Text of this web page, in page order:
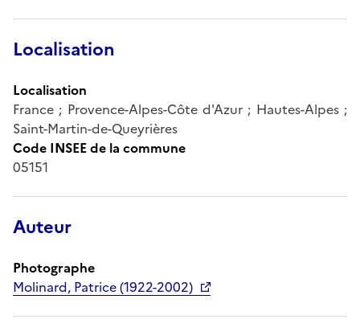
Localisation
Localisation
France ; Provence-Alpes-Côte d'Azur ; Hautes-Alpes ;
Saint-Martin-de-Queyrières
Code INSEE de la commune
05151
Auteur
Photographe
Molinard, Patrice (1922-2002)